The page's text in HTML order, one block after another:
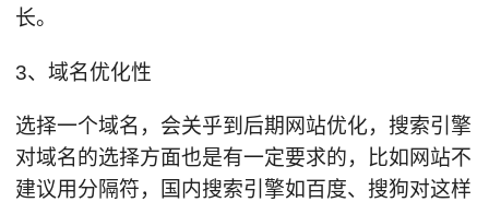
长。
3、域名优化性
选择一个域名，会关乎到后期网站优化，搜索引擎
对域名的选择方面也是有一定要求的，比如网站不
建议用分隔符，国内搜索引擎如百度、搜狗对这样